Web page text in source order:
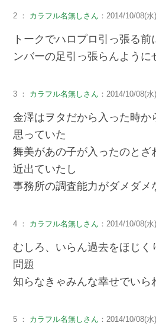
2 ： カラフル名無しさん ：2014/10/08(
トークでハロプロ引っ張る
ンバーの足引っ張らんように
3 ： カラフル名無しさん ：2014/10/08(
金澤はヲタだから入った時か
思っていた
舞美があの子が入ったのとざ
近出ていたし
事務所の調査能力がダメダメ
4 ： カラフル名無しさん ：2014/10/08(
むしろ、いらん過去をほじく
問題
知らなきゃみんな幸せでいら
5 ： カラフル名無しさん ：2014/10/08(